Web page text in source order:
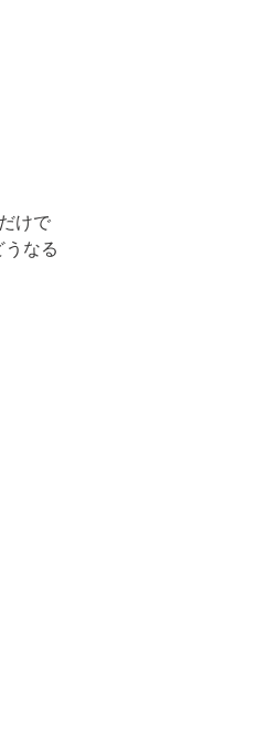
けで
なる